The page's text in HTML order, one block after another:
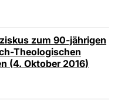
zum 90-jährigen
Theologischen
(4. Oktober 2016)